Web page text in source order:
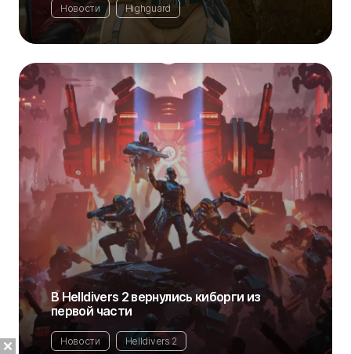
Новости Highguard
В Helldivers 2 вернулись киборги из
первой части
Новости Helldivers 2